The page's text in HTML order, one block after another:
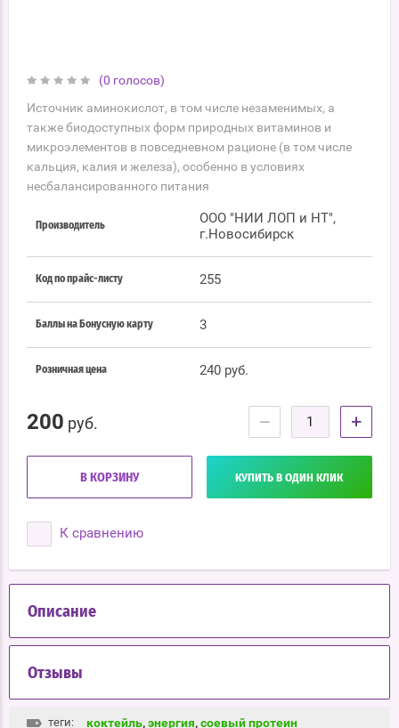
(0 голосов)
Источник аминокислот, в том числе незаменимых, а
также биодоступных форм природных витаминов и
микроэлементов в повседневном рационе (в том числе
кальция, калия и железа), особенно в условиях
несбалансированного питания
Производитель
ООО "НИИ ЛОП и НТ",
г.Новосибирск
Код по прайс-листу 255
Баллы на Бонусную карту 3
Розничная цена 240 руб.
200 руб. − +
В КОРЗИНУ КУПИТЬ В ОДИН КЛИК
К сравнению
Описание
Отзывы
теги: коктейль,энергия,соевый протеин